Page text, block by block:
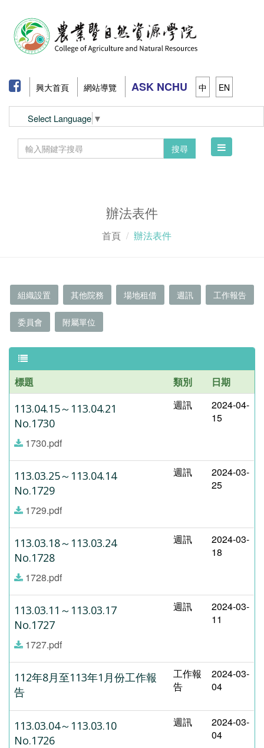
興大首頁 網站導覽 ASK NCHU 中 EN
Select Language ▼
搜尋
Toggle
辦法表件
首頁 辦法表件
組織設置 其他院務 場地租借 週訊 工作報告
委員會 附屬單位
標題 類別 日期
113.04.15～113.04.21
No.1730
1730.pdf
週訊
2024-04-
15
113.03.25～113.04.14
No.1729
1729.pdf
週訊
2024-03-
25
113.03.18～113.03.24
No.1728
1728.pdf
週訊
2024-03-
18
113.03.11～113.03.17
No.1727
1727.pdf
週訊
2024-03-
11
112年8月至113年1月份工作報
告
工作報
告
2024-03-
04
113.03.04～113.03.10
No.1726
週訊
2024-03-
04